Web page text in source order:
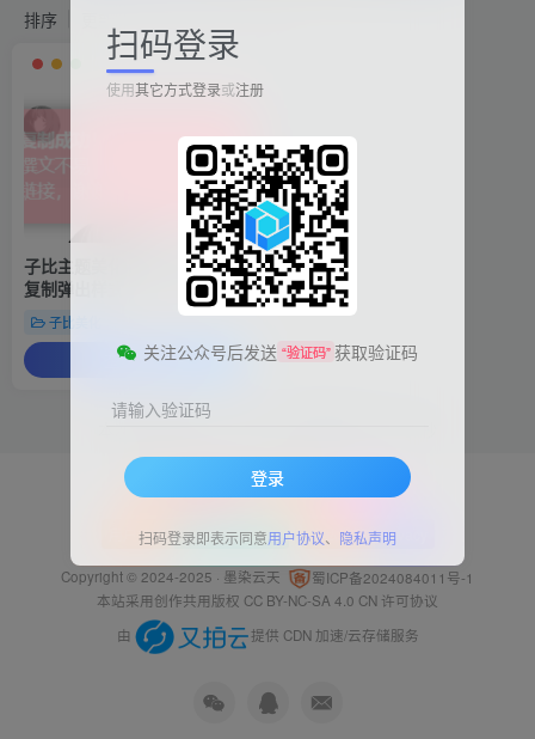
排序
子比主题美化-网站右上角添加
复制弹出样式
子比美化
查看文章
申请 友情链接 | 站点地图 Sitemap |
用户协议 UserAgreement | 隐私政策 Privacy
Copyright © 2024-2025 · 墨染云天
蜀ICP备2024084011号-1
本站采用创作共用版权 CC BY-NC-SA 4.0 CN 许可协议
由
提供 CDN 加速/云存储服务
扫码登录
使用其它方式登录或注册
关注公众号后发送 “验证码” 获取验证码
请输入验证码
登录
扫码登录即表示同意用户协议、 隐私声明